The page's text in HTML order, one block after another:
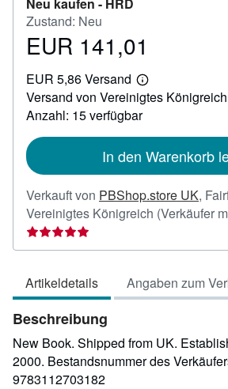
Zustand: Neu
Preis
141,01
EUR 141,01
EUR 5,86 Versand
Weitere
Informationen
zu
Versand von Vereinigtes
Anzahl: 15 verfügbar
In den Warenkorb
Verkauft von PBShop.store UK,
Vereinigtes Königreich (Verkäufer
Artikeldetails Angaben zum
Beschreibung
New Book. Shipped from UK.
2000. Bestandsnummer des
9783112703182